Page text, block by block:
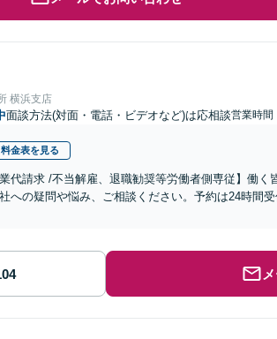
横浜支店
面談方法(対面・電話・ビデオなど)は応相談営業時間
料金表を見る
代請求 /不当解雇、退職勧奨等労働者側専従】働
への疑問や悩み、ご相談ください。予約は24時間